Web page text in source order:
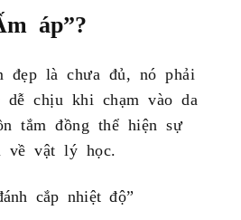
áp”?
đẹp là chưa đủ, nó phải
dễ chịu khi chạm vào da
tắm đồng thể hiện sự
về vật lý học.
cắp nhiệt độ”